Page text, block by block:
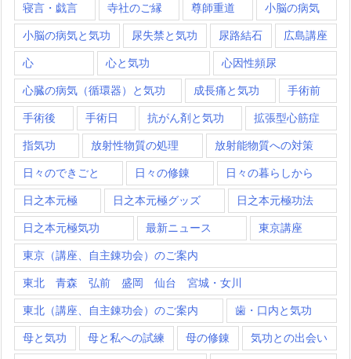
寝言・戯言 寺社のご縁 尊師重道 小脳の病気
小脳の病気と気功 尿失禁と気功 尿路結石 広島講座
心 心と気功 心因性頻尿
心臓の病気（循環器）と気功 成長痛と気功 手術前
手術後 手術日 抗がん剤と気功 拡張型心筋症
指気功 放射性物質の処理 放射能物質への対策
日々のできごと 日々の修錬 日々の暮らしから
日之本元極 日之本元極グッズ 日之本元極功法
日之本元極気功 最新ニュース 東京講座
東京（講座、自主錬功会）のご案内
東北 青森 弘前 盛岡 仙台 宮城・女川
東北（講座、自主錬功会）のご案内 歯・口内と気功
母と気功 母と私への試練 母の修錬 気功との出会い